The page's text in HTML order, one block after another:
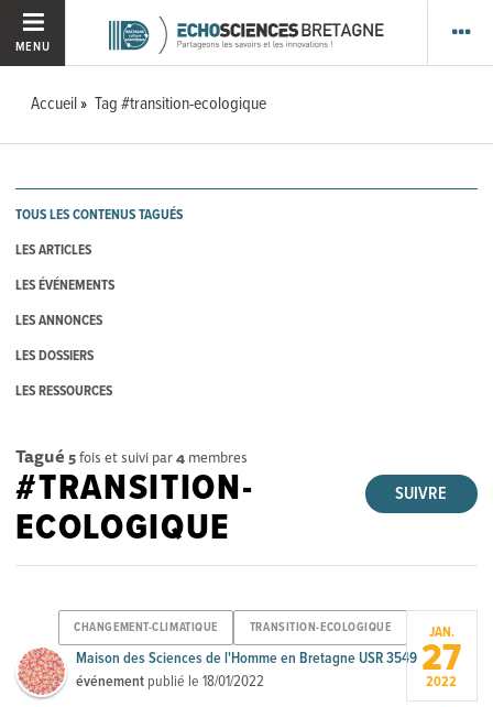
MENU
Accueil Tag #transition-ecologique
TOUS LES CONTENUS TAGUÉS
LES ARTICLES
LES ÉVÉNEMENTS
LES ANNONCES
LES DOSSIERS
LES RESSOURCES
Tagué 5fois et suivi par4 membres
SUIVRE
#TRANSITION-
ECOLOGIQUE
CHANGEMENT-CLIMATIQUE TRANSITION-ECOLOGIQUE
Maison des Sciences de l'Homme en Bretagne USR 3549
événement publié le18/01/2022
JAN.
27
2022